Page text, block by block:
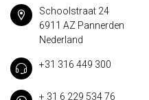
Schoolstraat 24
6911 AZ Pannerden
Nederland
+31 316 449 300
+ 31 6 229 534 76